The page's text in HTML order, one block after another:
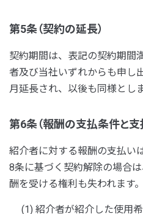
第5条（契約の延長）
契約期間は、表記の契約期間
者及び当社いずれからも申し
月延長され、以後も同様としま
第6条（報酬の支払条件と支
紹介者に対する報酬の支払い
8条に基づく契約解除の場合
酬を受ける権利も失われます。
(1) 紹介者が紹介した使用